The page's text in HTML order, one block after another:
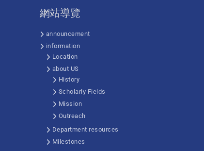
網站導覽
announcement
information
Location
about US
History
Scholarly Fields
Mission
Outreach
Department resources
Milestones